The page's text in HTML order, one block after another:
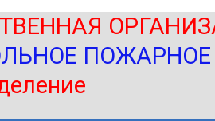
ОРГАНИЗАЦИЯ
ПОЖАРНОЕ